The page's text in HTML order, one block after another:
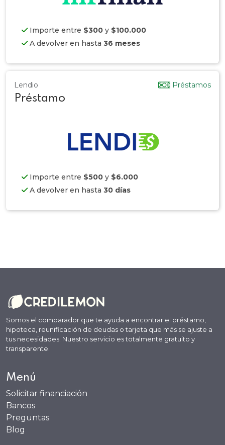
Importe entre $300 y $100.000
A devolver en hasta 36 meses
Lendio Préstamos
Préstamo
Importe entre $500 y $6.000
A devolver en hasta 30 días
Somos el comparador que te ayuda a encontrar el préstamo,
hipoteca, reunificación de deudas o tarjeta que más se ajuste a
tus necesidades. Nuestro servicio es totalmente gratuito y
transparente.
Menú
Solicitar financiación
Bancos
Preguntas
Blog